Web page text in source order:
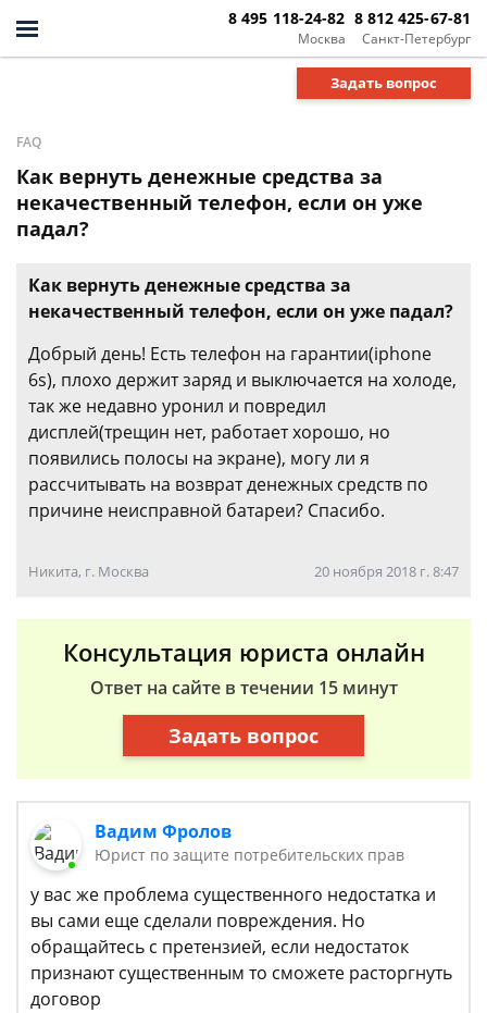
Москва
8 495 118-24-82
Санкт-Петербург
8 812 425-67-81
Задать вопрос
FAQ
Как вернуть денежные средства за
некачественный телефон, если он уже
падал?
Как вернуть денежные средства за
некачественный телефон, если он уже падал?
Добрый день! Есть телефон на гарантии(iphone
6s), плохо держит заряд и выключается на холоде,
так же недавно уронил и повредил
дисплей(трещин нет, работает хорошо, но
появились полосы на экране), могу ли я
рассчитывать на возврат денежных средств по
причине неисправной батареи? Спасибо.
Никита, г. Москва 20 ноября 2018 г. 8:47
Консультация юриста онлайн
Ответ на сайте в течении 15 минут
Задать вопрос
Вадим Фролов
Юрист по защите потребительских прав
у вас же проблема существенного недостатка и
вы сами еще сделали повреждения. Но
обращайтесь с претензией, если недостаток
признают существенным то сможете расторгнуть
договор